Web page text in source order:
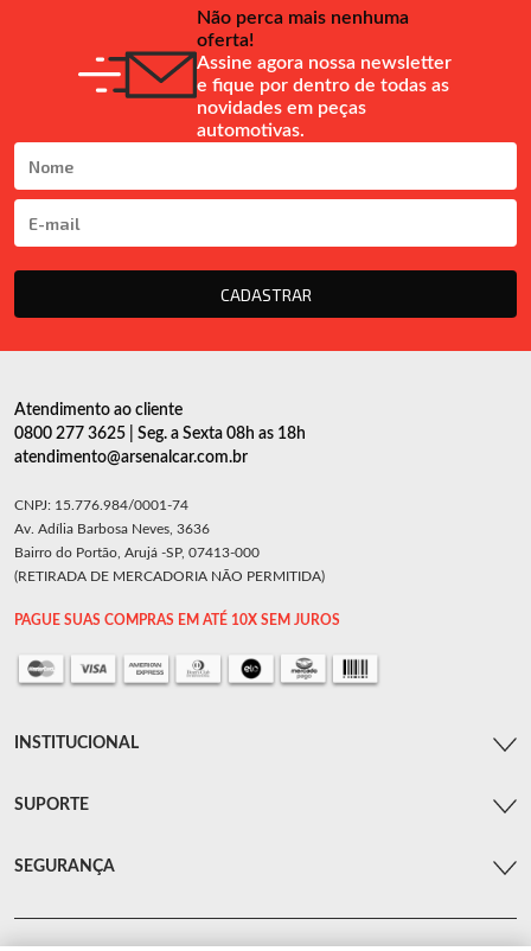
Não perca mais nenhuma
oferta!
Assine agora nossa newsletter
e fique por dentro de todas as
novidades em peças
automotivas.
CADASTRAR
Atendimento ao cliente
0800 277 3625 | Seg. a Sexta 08h as 18h
atendimento@arsenalcar.com.br
CNPJ: 15.776.984/0001-74
Av. Adília Barbosa Neves, 3636
Bairro do Portão, Arujá -SP, 07413-000
(RETIRADA DE MERCADORIA NÃO PERMITIDA)
PAGUE SUAS COMPRAS EM ATÉ 10X SEM JUROS
INSTITUCIONAL
SUPORTE
SEGURANÇA